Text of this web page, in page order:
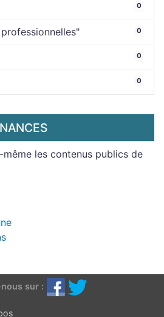
0
0
0
0
les contenus publics de
sur :